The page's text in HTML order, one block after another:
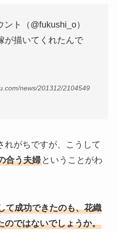
ト（@fukushi_o）
が描いてくれたんで
news/201312/2104549
れがちですが、こうして
合う夫婦ということがわ
て成功できたのも、花織
のではないでしょうか。